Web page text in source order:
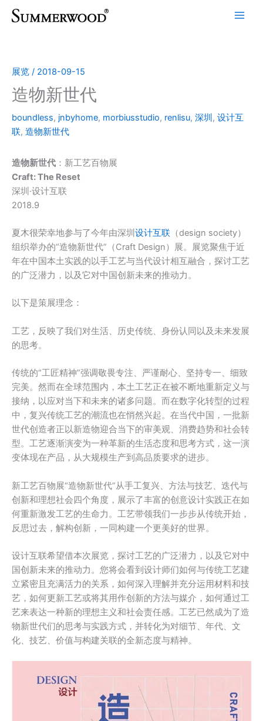
展览 / 2018-09-15
造物新世代
boundless, jnbyhome, morbiusstudio, renlisu, 深圳 , 设计互
联, 造物新世代
造物新世代 ：新工艺百物展
Craft: The Reset
深圳·设计互联
2018.9
夏木很荣幸地参与了今年由深圳 设计互联 （design society）
组织举办的“造物新世代”（Craft Design）展。展览聚焦于近
年在中国本土实践的以手工艺与当代设计相互融合，探讨工艺
的广泛潜力，以及它对中国创新未来的推动力。
以下是策展理念：
工艺，反映了我们对生活、历史传统、身份认同以及未来发展
的思考。
传统的“工匠精神”强调敬畏专注、严谨耐心、坚持专一、细致
完美。然而在全球范围内，本土工艺正在被不断地重新定义与
接纳，以应对当下和未来的诸多问题。而在数字化转型的过程
中，复兴传统工艺的潮流也在悄然兴起。在当代中国，一批新
世代创造者正以新造物迎合当下的审美观、消费趋势和社会转
型。工艺逐渐演变为一种革新的生活态度和思考方式，这一演
变体现在产品，从大规模生产到高品质要求的进步。
新工艺百物展“造物新世代”从手工复兴、方法与技艺、迭代与
创新和理想社会四个角度，展示了丰富的创意设计实践正在如
何重新激发工艺的生命力。工艺带领我们一步步从传统开始，
反思过去，解构创新，一同构建一个更美好的世界。
设计互联希望借本次展览，探讨工艺的广泛潜力，以及它对中
国创新未来的推动力。您将会看到设计师们如何与传统工艺建
立紧密且充满活力的关系，如何深入理解并充分运用材料和技
艺，如何更新工艺或将其用作创新的方法与媒介，如何通过工
艺来表达一种新的理想主义和社会责任感。工艺已然成为了造
物新世代们的思考与实践方式，并转化为对细节、年代、文
化、技艺、价值与构建关联的全新态度与精神。